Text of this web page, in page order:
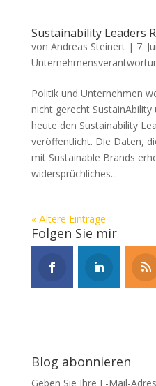
Sustainability Leaders
von Andreas Steinert| 7.
Politik und Unternehmen
nicht gerecht SustainAbility
heute den Sustainability
veröffentlicht. Die Daten,
mit Sustainable Brands
widersprüchliches...
« Ältere Einträge
Folgen Sie mir
Blog abonnieren
Geben Sie Ihre E-Mail-